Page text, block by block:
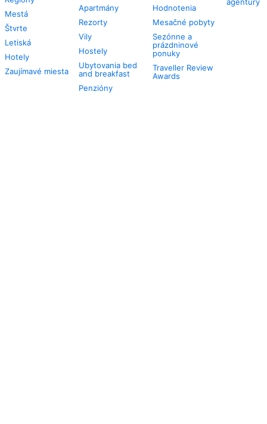
Mestá
Štvrte
Letiská
Hotely
Zaujímavé miesta
Apartmány
Rezorty
Vily
Hostely
Ubytovania bed
and breakfast
Penzióny
Hodnotenia
Mesačné pobyty
Sezónne a
prázdninové
ponuky
Traveller Review
Awards